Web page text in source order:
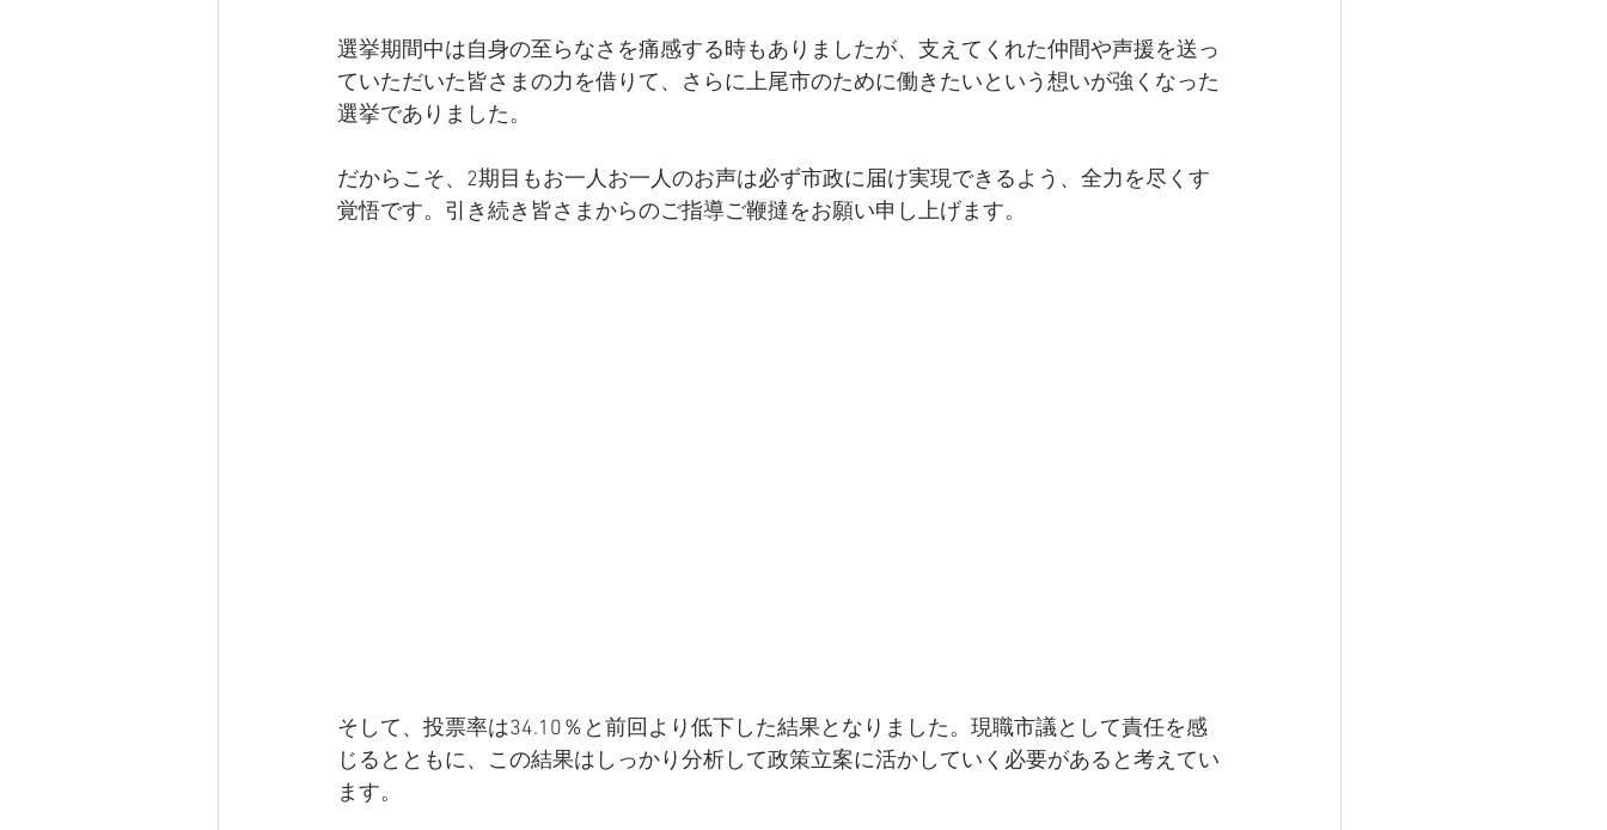
選挙期間中は自身の至らなさを痛感する時もありましたが、支えてくれた仲間や声援を送っ
ていただいた皆さまの力を借りて、さらに上尾市のために働きたいという想いが強くなった
選挙でありました。
だからこそ、2期目もお一人お一人のお声は必ず市政に届け実現できるよう、全力を尽くす
覚悟です。引き続き皆さまからのご指導ご鞭撻をお願い申し上げます。
そして、投票率は34.10％と前回より低下した結果となりました。現職市議として責任を感
じるとともに、この結果はしっかり分析して政策立案に活かしていく必要があると考えてい
ます。